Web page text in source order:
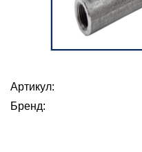
Артикул:
Бренд: